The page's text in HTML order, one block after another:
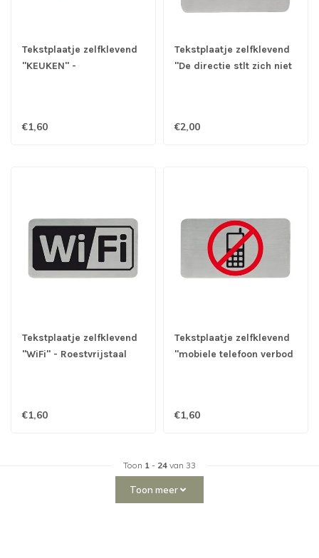
Tekstplaatje zelfklevend
"KEUKEN" -
€1,60
Tekstplaatje zelfklevend
"De directie stlt zich niet
€2,00
Tekstplaatje zelfklevend
"WiFi" - Roestvrijstaal
€1,60
Tekstplaatje zelfklevend
"mobiele telefoon verbod
€1,60
Toon 1 - 24 van 33
Toon meer